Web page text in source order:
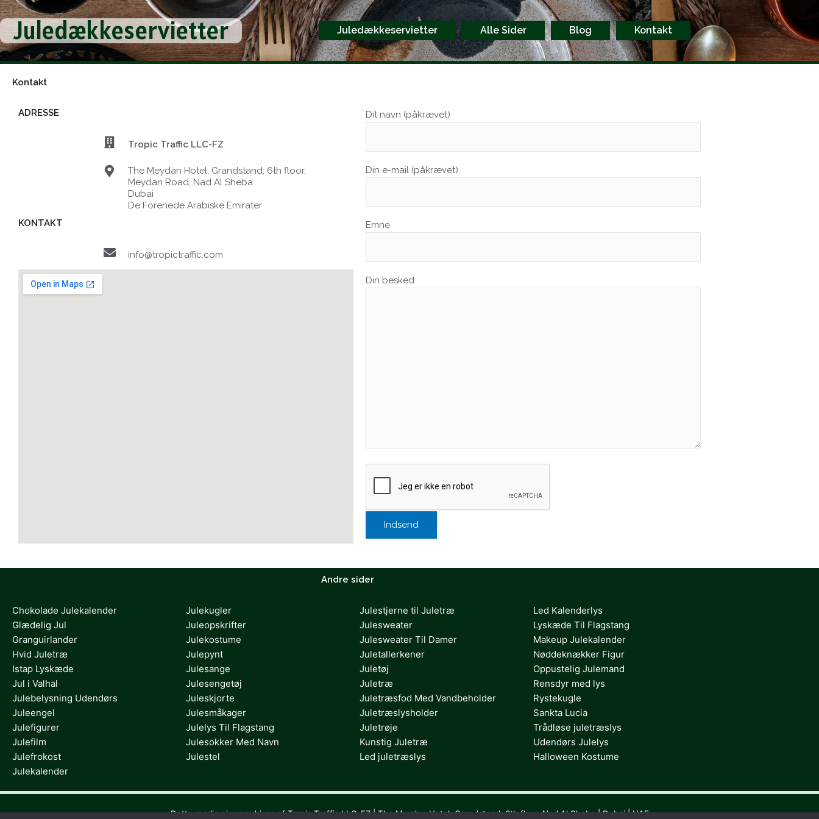
Gå
til
indholdet
Juledækkeservietter Juledækkeservietter Alle Sider Blog Kontakt
Kontakt
ADRESSE
Tropic Traffic LLC-FZ
The Meydan Hotel, Grandstand, 6th floor,
Meydan Road, Nad Al Sheba
Dubai
De Forenede Arabiske Emirater
KONTAKT
info@tropictraffic.com
Dit navn (påkrævet)
Din e-mail (påkrævet)
Emne
Din besked
Andre sider
Chokolade Julekalender
Glædelig Jul
Granguirlander
Hvid Juletræ
Istap Lyskæde
Jul i Valhal
Julebelysning Udendørs
Juleengel
Julefigurer
Julefilm
Julefrokost
Julekalender
Julekugler
Juleopskrifter
Julekostume
Julepynt
Julesange
Julesengetøj
Juleskjorte
Julesmåkager
Julelys Til Flagstang
Julesokker Med Navn
Julestel
Julestjerne til Juletræ
Julesweater
Julesweater Til Damer
Juletallerkener
Juletøj
Juletræ
Juletræsfod Med Vandbeholder
Juletræslysholder
Juletrøje
Kunstig Juletræ
Led juletræslys
Led Kalenderlys
Lyskæde Til Flagstang
Makeup Julekalender
Nøddeknækker Figur
Oppustelig Julemand
Rensdyr med lys
Rystekugle
Sankta Lucia
Trådløse juletræslys
Udendørs Julelys
Halloween Kostume
Dette medie ejes og drives af Tropic Traffic LLC-FZ | The Meydan Hotel, Grandstand, 6th floor, Nad Al Sheba | Dubai | UAE